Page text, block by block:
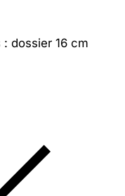
dossier 16 cm